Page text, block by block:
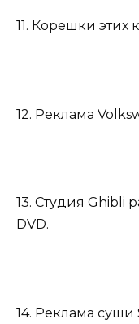
11. Корешки этих
12. Реклама
13. Студия Ghibli
DVD.
14. Реклама